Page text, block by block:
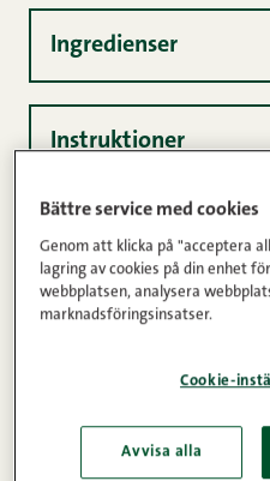
Bättre service med cookies
Genom att klicka på "acceptera
lagring av cookies på din enhet
webbplatsen, analysera
marknadsföringsinsatser.
Cookie-
Avvisa alla